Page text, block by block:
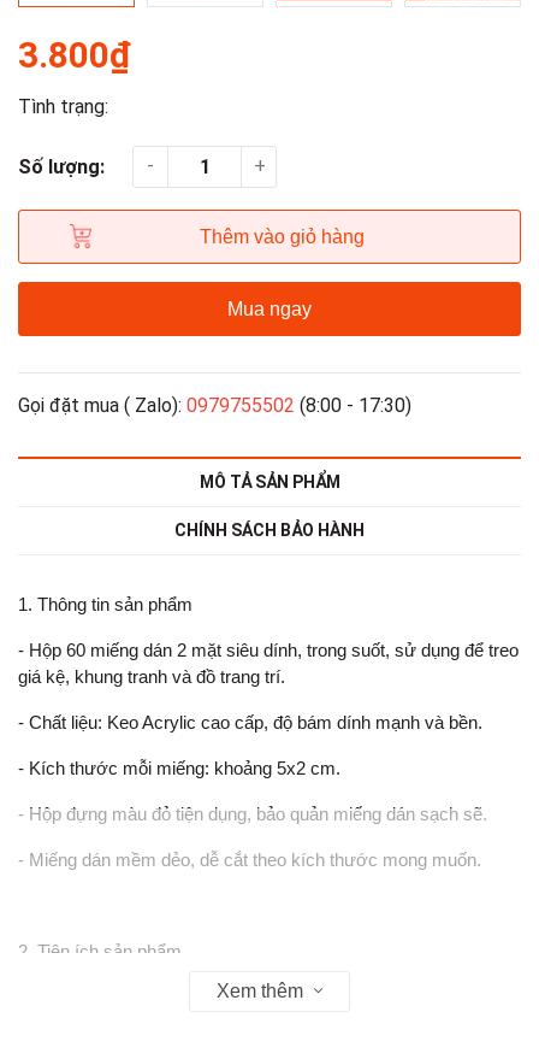
3.800₫
Tình trạng:
Số lượng: - +
Thêm vào giỏ hàng
Mua ngay
Gọi đặt mua ( Zalo): 0979755502 (8:00 - 17:30)
MÔ TẢ SẢN PHẨM
CHÍNH SÁCH BẢO HÀNH
1. Thông tin sản phẩm
- Hộp 60 miếng dán 2 mặt siêu dính, trong suốt, sử dụng để treo
giá kệ, khung tranh và đồ trang trí.
- Chất liệu: Keo Acrylic cao cấp, độ bám dính mạnh và bền.
- Kích thước mỗi miếng: khoảng 5x2 cm.
- Hộp đựng màu đỏ tiện dụng, bảo quản miếng dán sạch sẽ.
- Miếng dán mềm dẻo, dễ cắt theo kích thước mong muốn.
2. Tiện ích sản phẩm
- Không cần khoan tường, không gây hư hại bề mặt.
Xem thêm